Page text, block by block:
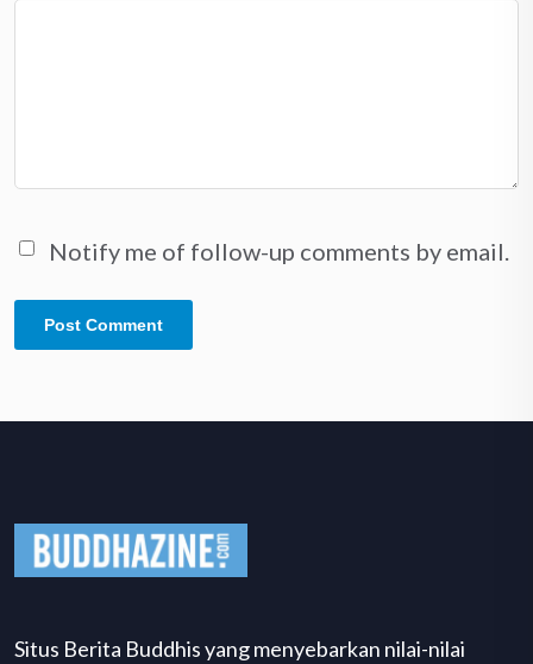
Notify me of follow-up comments by email.
Situs Berita Buddhis yang menyebarkan nilai-nilai